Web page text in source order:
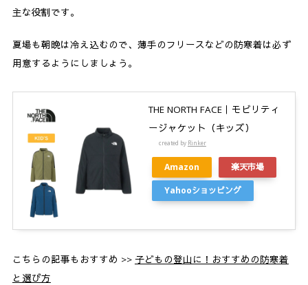
主な役割です。
夏場も朝晩は冷え込むので、薄手のフリースなどの防寒着は必ず
用意するようにしましょう。
THE NORTH FACE｜モビリティ
ージャケット（キッズ）
created by Rinker
Amazon
楽天市場
Yahooショッピング
こちらの記事もおすすめ >> 子どもの登山に！おすすめの防寒着
と選び方